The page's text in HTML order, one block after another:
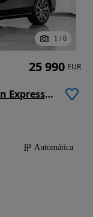
1 / 6
Volvo V60 2.0 T6 AWD TE Inscription Expression
Automática
25 990 EUR